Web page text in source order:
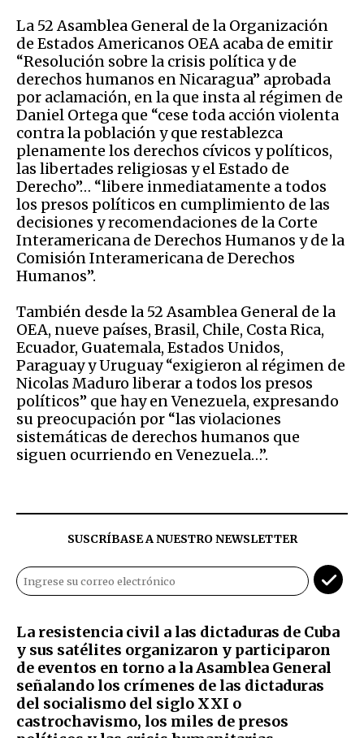
La 52 Asamblea General de la Organización
de Estados Americanos OEA acaba de emitir
“Resolución sobre la crisis política y de
derechos humanos en Nicaragua” aprobada
por aclamación, en la que insta al régimen de
Daniel Ortega que “cese toda acción violenta
contra la población y que restablezca
plenamente los derechos cívicos y políticos,
las libertades religiosas y el Estado de
Derecho”… “libere inmediatamente a todos
los presos políticos en cumplimiento de las
decisiones y recomendaciones de la Corte
Interamericana de Derechos Humanos y de la
Comisión Interamericana de Derechos
Humanos”.
También desde la 52 Asamblea General de la
OEA, nueve países, Brasil, Chile, Costa Rica,
Ecuador, Guatemala, Estados Unidos,
Paraguay y Uruguay “exigieron al régimen de
Nicolas Maduro liberar a todos los presos
políticos” que hay en Venezuela, expresando
su preocupación por “las violaciones
sistemáticas de derechos humanos que
siguen ocurriendo en Venezuela…”.
SUSCRÍBASE A NUESTRO NEWSLETTER
La resistencia civil a las dictaduras de Cuba
y sus satélites organizaron y participaron
de eventos en torno a la Asamblea General
señalando los crímenes de las dictaduras
del socialismo del siglo XXI o
castrochavismo, los miles de presos